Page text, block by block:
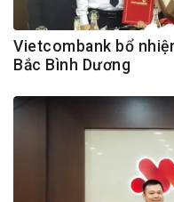
Vietcombank bổ
Bắc Bình Dương